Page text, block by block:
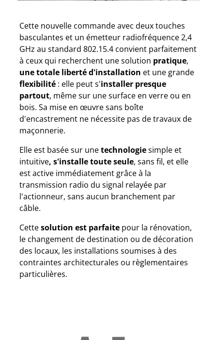
Cette nouvelle commande avec deux touches
basculantes et un émetteur radiofréquence 2,4
GHz au standard 802.15.4 convient parfaitement
à ceux qui recherchent une solution pratique,
une totale liberté d'installation et une grande
flexibilité : elle peut s'installer presque
partout, même sur une surface en verre ou en
bois. Sa mise en œuvre sans boîte
d'encastrement ne nécessite pas de travaux de
maçonnerie.
Elle est basée sur unetechnologiesimple et
intuitive, s'installe toute seule, sans fil, et elle
est active immédiatement grâce à la
transmission radio du signal relayée par
l'actionneur, sans aucun branchement par
câble.
Cettesolution est parfaite pour la rénovation,
le changement de destination ou de décoration
des locaux, les installations soumises à des
contraintes architecturales ou règlementaires
particulières.